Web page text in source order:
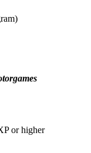
or higher